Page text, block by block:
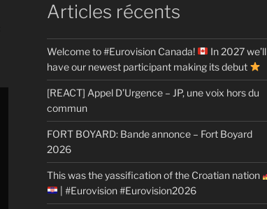
Articles récents
Welcome to #Eurovision Canada!
In 2027 we’ll
have our newest participant making its debut
[REACT] Appel D’Urgence – JP, une voix hors du
commun
FORT BOYARD: Bande annonce – Fort Boyard
2026
This was the yassification of the Croatian nation
| #Eurovision #Eurovision2026